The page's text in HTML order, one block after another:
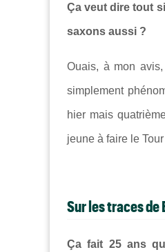
Ça veut dire tout
saxons aussi ?
Ouais, à mon
simplement
hier mais
jeune à faire le
Sur les traces de
Ça fait 25 ans